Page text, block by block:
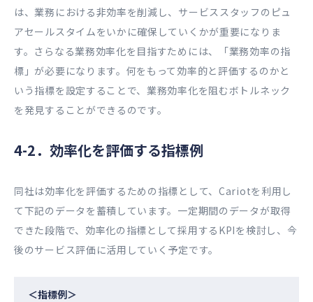
は、業務における非効率を削減し、サービススタッフのピュ
アセールスタイムをいかに確保していくかが重要になりま
す。さらなる業務効率化を目指すためには、「業務効率の指
標」が必要になります。何をもって効率的と評価するのかと
いう指標を設定することで、業務効率化を阻むボトルネック
を発見することができるのです。
4-2．効率化を評価する指標例
同社は効率化を評価するための指標として、Cariotを利用し
て下記のデータを蓄積しています。一定期間のデータが取得
できた段階で、効率化の指標として採用するKPIを検討し、今
後のサービス評価に活用していく予定です。
＜指標例＞